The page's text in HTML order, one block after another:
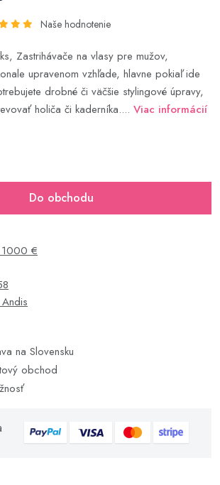
Naše hodnotenie
Zastrihávače na vlasy pre mužov,
upravenom vzhľade, hlavne pokiaľ ide
drobné či väčšie stylingové úpravy,
holiča či kaderníka.... Viac informácií
Do obchodu
€
na Slovensku
obchod